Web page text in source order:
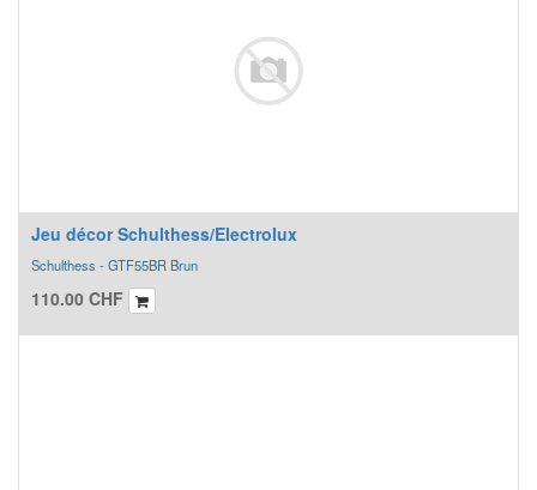
Jeu décor Schulthess/Electrolux
Schulthess - GTF55BR Brun
110.00 CHF